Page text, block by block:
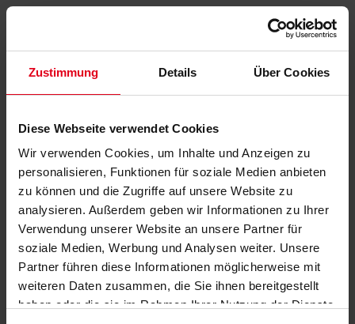
Zustimmung Details Über Cookies
Diese Webseite verwendet Cookies
Wir verwenden Cookies, um Inhalte und Anzeigen zu
personalisieren, Funktionen für soziale Medien anbieten
zu können und die Zugriffe auf unsere Website zu
analysieren. Außerdem geben wir Informationen zu Ihrer
Verwendung unserer Website an unsere Partner für
soziale Medien, Werbung und Analysen weiter. Unsere
Partner führen diese Informationen möglicherweise mit
weiteren Daten zusammen, die Sie ihnen bereitgestellt
haben oder die sie im Rahmen Ihrer Nutzung der Dienste